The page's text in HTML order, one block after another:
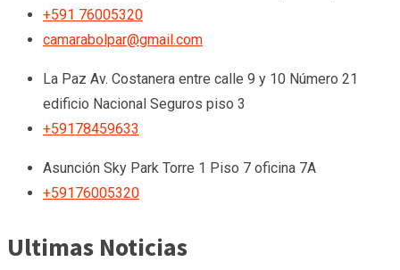
+591 76005320
camarabolpar@gmail.com
La Paz Av. Costanera entre calle 9 y 10 Número 21
edificio Nacional Seguros piso 3
+59178459633
Asunción Sky Park Torre 1 Piso 7 oficina 7A
+59176005320
Ultimas Noticias